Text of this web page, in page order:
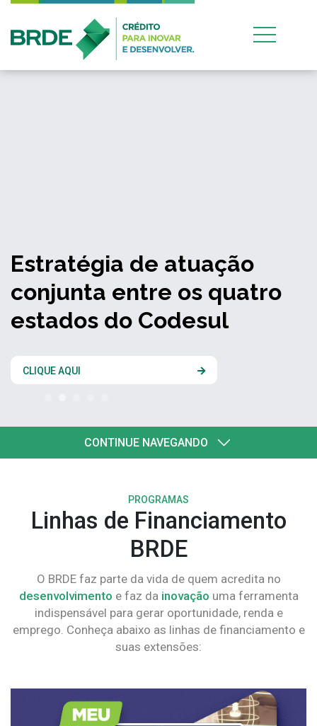
Estratégia de atuação
conjunta entre os quatro
estados do Codesul
CLIQUE AQUI
CONTINUE NAVEGANDO
PROGRAMAS
Linhas de Financiamento
BRDE
O BRDE faz parte da vida de quem acredita no
desenvolvimento e faz da inovação uma ferramenta
indispensável para gerar oportunidade, renda e
emprego. Conheça abaixo as linhas de financiamento e
suas extensões: